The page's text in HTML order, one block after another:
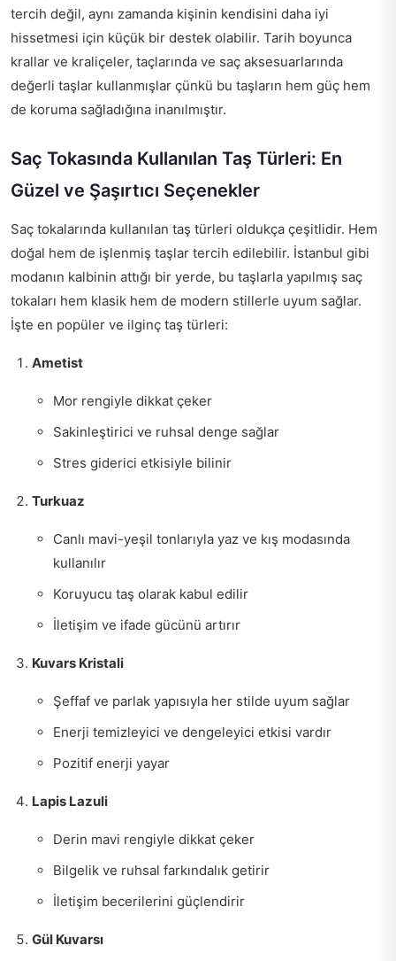
tercih değil, aynı zamanda kişinin kendisini daha iyi
hissetmesi için küçük bir destek olabilir. Tarih boyunca
krallar ve kraliçeler, taçlarında ve saç aksesuarlarında
değerli taşlar kullanmışlar çünkü bu taşların hem güç hem
de koruma sağladığına inanılmıştır.
Saç Tokasında Kullanılan Taş Türleri: En
Güzel ve Şaşırtıcı Seçenekler
Saç tokalarında kullanılan taş türleri oldukça çeşitlidir. Hem
doğal hem de işlenmiş taşlar tercih edilebilir. İstanbul gibi
modanın kalbinin attığı bir yerde, bu taşlarla yapılmış saç
tokaları hem klasik hem de modern stillerle uyum sağlar.
İşte en popüler ve ilginç taş türleri:
Ametist
Mor rengiyle dikkat çeker
Sakinleştirici ve ruhsal denge sağlar
Stres giderici etkisiyle bilinir
Turkuaz
Canlı mavi-yeşil tonlarıyla yaz ve kış modasında
kullanılır
Koruyucu taş olarak kabul edilir
İletişim ve ifade gücünü artırır
Kuvars Kristali
Şeffaf ve parlak yapısıyla her stilde uyum sağlar
Enerji temizleyici ve dengeleyici etkisi vardır
Pozitif enerji yayar
Lapis Lazuli
Derin mavi rengiyle dikkat çeker
Bilgelik ve ruhsal farkındalık getirir
İletişim becerilerini güçlendirir
Gül Kuvarsı